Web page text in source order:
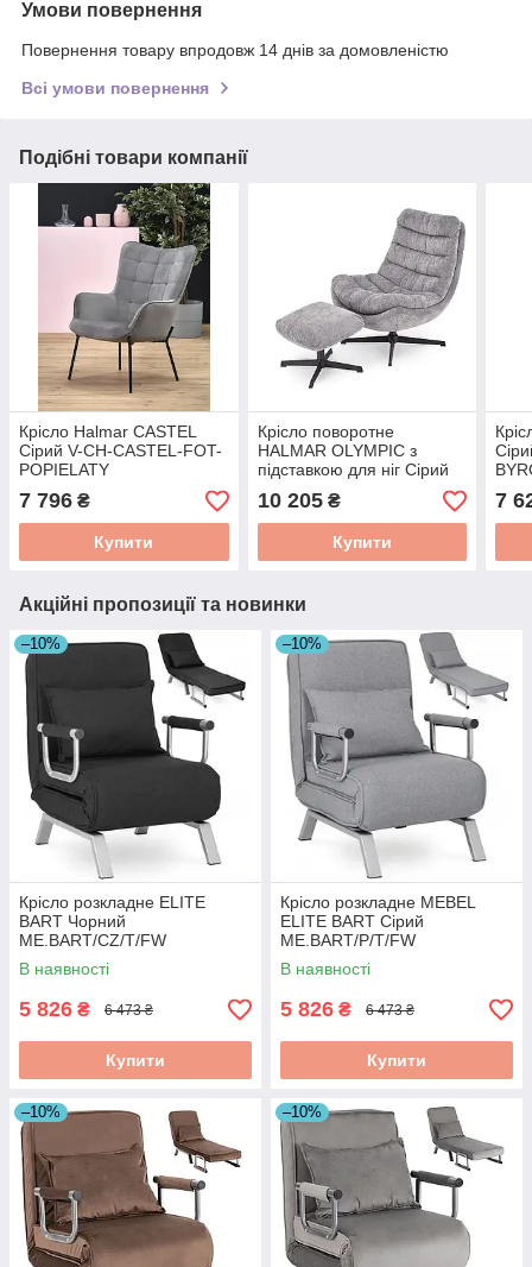
Умови повернення
Повернення товару впродовж 14 днів за домовленістю
Всі умови повернення
Подібні товари компанії
Крісло Halmar CASTEL
Сірий V-CH-CASTEL-FOT-
POPIELATY
7 796 ₴
Купити
Крісло поворотне
HALMAR OLYMPIC з
підставкою для ніг Сірий
V-CH-OLYMPIC-FOT-
POPIELATY
10 205₴
Купити
7
Акційні пропозиції та новинки
–10%
Крісло розкладне ELITE
BART Чорний
ME.BART/CZ/T/FW
В наявності
5 826 ₴ 6 473 ₴
Купити
–10%
Крісло розкладне MEBEL
ELITE BART Сірий
ME.BART/P/T/FW
В наявності
5 826 ₴ 6 473 ₴
Купити
–10% –10%